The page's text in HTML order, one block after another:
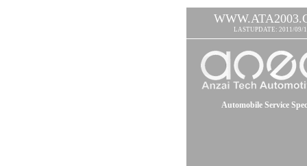
LASTUPDATE: 2011/09/
Automobile Service